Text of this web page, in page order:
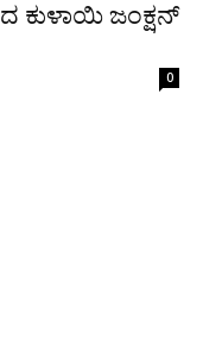
ಕುಳಾಯಿ ಜಂಕ್ಷನ್
0